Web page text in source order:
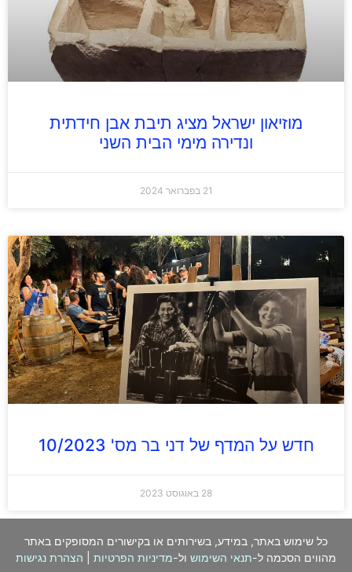
מוזיאון ישראל מציג תיבת אבן חידתית
ונדירה מימי הבית השני
21 בפברואר 2024
חדש על המדף של דני בר מס' 10/2023
28 באוגוסט 2023
כל שימוש באתר, במידע, בשירותים או בקישורים המסופקים באתר
מהווים הסכמה ל-תנאי השימוש ול-מדיניות הפרטיות הצהרת נגישות